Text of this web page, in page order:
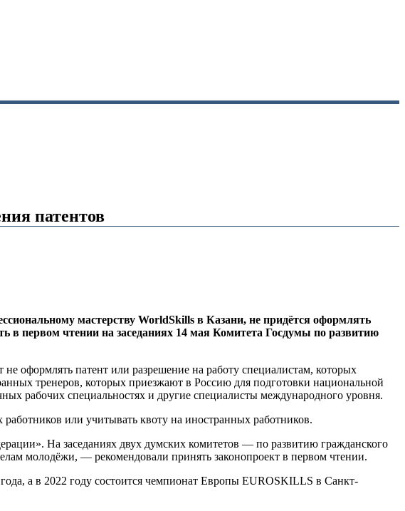
патентов
мастерству WorldSkills в Казани, не придётся оформлять
в первом чтении на заседаниях 14 мая Комитета Госдумы по развитию
оформлять патент или разрешение на работу специалистам, которых
тренеров, которых приезжают в Россию для подготовки национальной
рабочих специальностях и другие специалисты международного уровня.
или учитывать квоту на иностранных работников.
На заседаниях двух думских комитетов — по развитию гражданского
молодёжи, — рекомендовали принять законопроект в первом чтении.
а в 2022 году состоится чемпионат Европы EUROSKILLS в Санкт-